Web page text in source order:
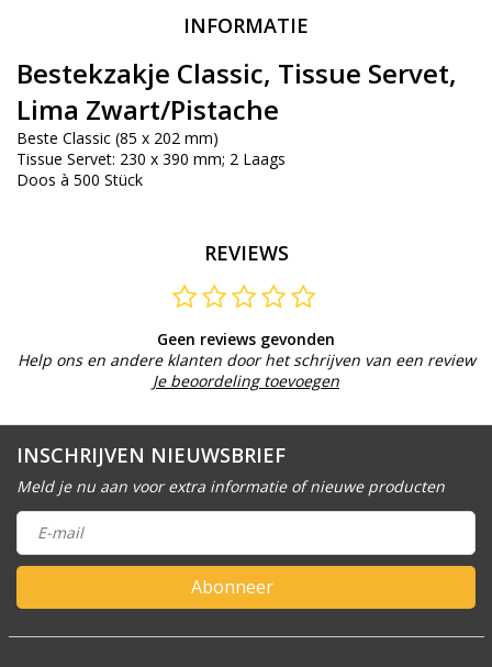
INFORMATIE
Bestekzakje Classic, Tissue Servet,
Lima Zwart/Pistache
Beste Classic (85 x 202 mm)
Tissue Servet: 230 x 390 mm; 2 Laags
Doos à 500 Stück
REVIEWS
Geen reviews gevonden
Help ons en andere klanten door het schrijven van een review
Je beoordeling toevoegen
INSCHRIJVEN NIEUWSBRIEF
Meld je nu aan voor extra informatie of nieuwe producten
Abonneer